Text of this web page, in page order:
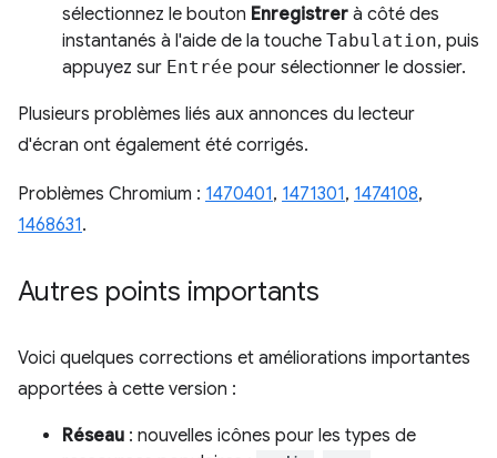
sélectionnez le bouton Enregistrer à côté des
instantanés à l'aide de la touche Tabulation, puis
appuyez sur Entrée pour sélectionner le dossier.
Plusieurs problèmes liés aux annonces du lecteur
d'écran ont également été corrigés.
Problèmes Chromium : 1470401, 1471301, 1474108,
1468631.
Autres points importants
Voici quelques corrections et améliorations importantes
apportées à cette version :
Réseau : nouvelles icônes pour les types de